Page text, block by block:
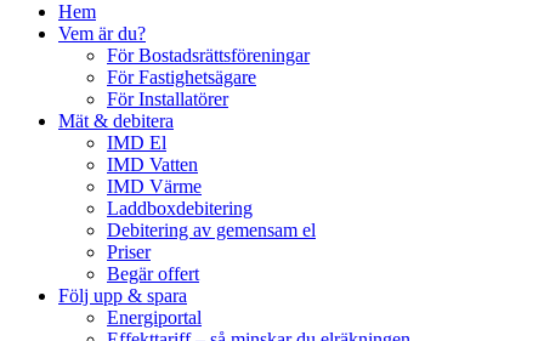
Hem
Vem är du?
För Bostadsrättsföreningar
För Fastighetsägare
För Installatörer
Mät & debitera
IMD El
IMD Vatten
IMD Värme
Laddboxdebitering
Debitering av gemensam el
Priser
Begär offert
Följ upp & spara
Energiportal